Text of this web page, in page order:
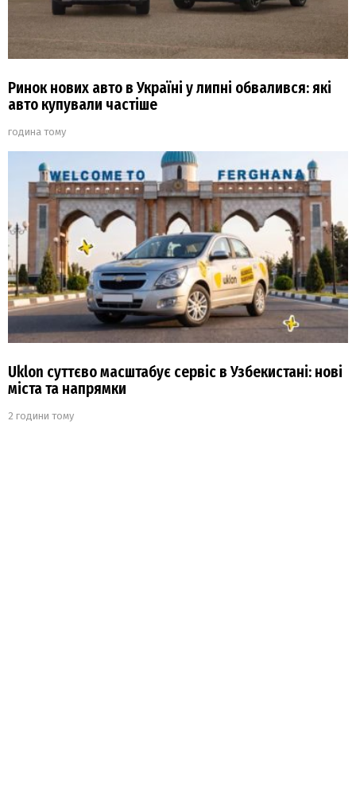
Ринок нових авто в Україні у липні обвалився: які
авто купували частіше
година тому
Uklon суттєво масштабує сервіс в Узбекистані: нові
міста та напрямки
2 години тому